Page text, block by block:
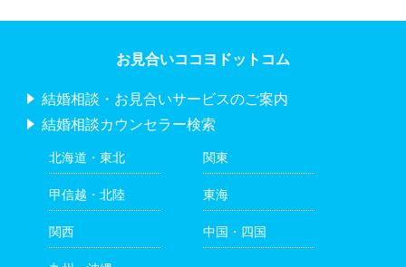
お見合いココヨドットコム
結婚相談・お見合いサービスのご案内
結婚相談カウンセラー検索
北海道・東北 関東
甲信越・北陸 東海
関西 中国・四国